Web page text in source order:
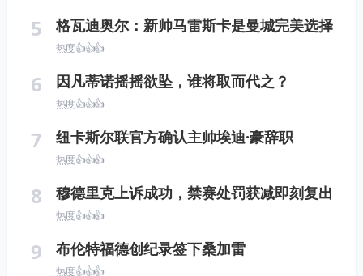
5 格瓦迪奥尔：新帅马雷斯卡是曼城完美选择
热度 👍👍👍
6 因凡蒂诺摇摇欲坠，谁将取而代之？
热度 👍👍👍
7 纽卡斯尔联官方确认主帅埃迪·豪辞职
热度 👍👍👍
8 穆德里克上诉成功，禁赛处罚获减即刻复出
热度 👍👍👍
9 布伦特福德创纪录签下桑加雷
热度 👍👍👍